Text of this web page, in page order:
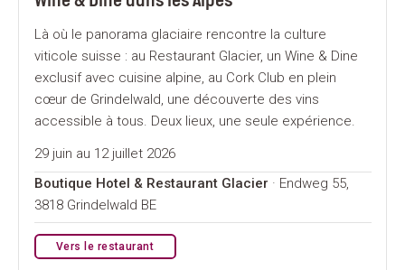
Là où le panorama glaciaire rencontre la culture
viticole suisse : au Restaurant Glacier, un Wine & Dine
exclusif avec cuisine alpine, au Cork Club en plein
cœur de Grindelwald, une découverte des vins
accessible à tous. Deux lieux, une seule expérience.
29 juin au 12 juillet 2026
Boutique Hotel & Restaurant Glacier · Endweg 55,
3818 Grindelwald BE
Vers le restaurant